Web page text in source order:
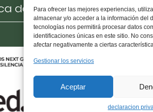
Para ofrecer las mejores experiencias,
almacenar y/o acceder a la información del
tecnologías nos permitirá procesar datos
identificaciones únicas en este sitio. No
afectar negativamente a ciertas
Gestionar los servicios
Aceptar
declaracion
de CookiesPolitica de